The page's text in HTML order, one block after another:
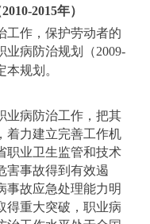
2010-2015年）
作，保护劳动者的
业病防治规划（2009-
规划。
病防治工作，把其
着力建立完善工作机
职业卫生监管和技术
害事故得到有效遏
事故应急处理能力明
得重大突破，职业病